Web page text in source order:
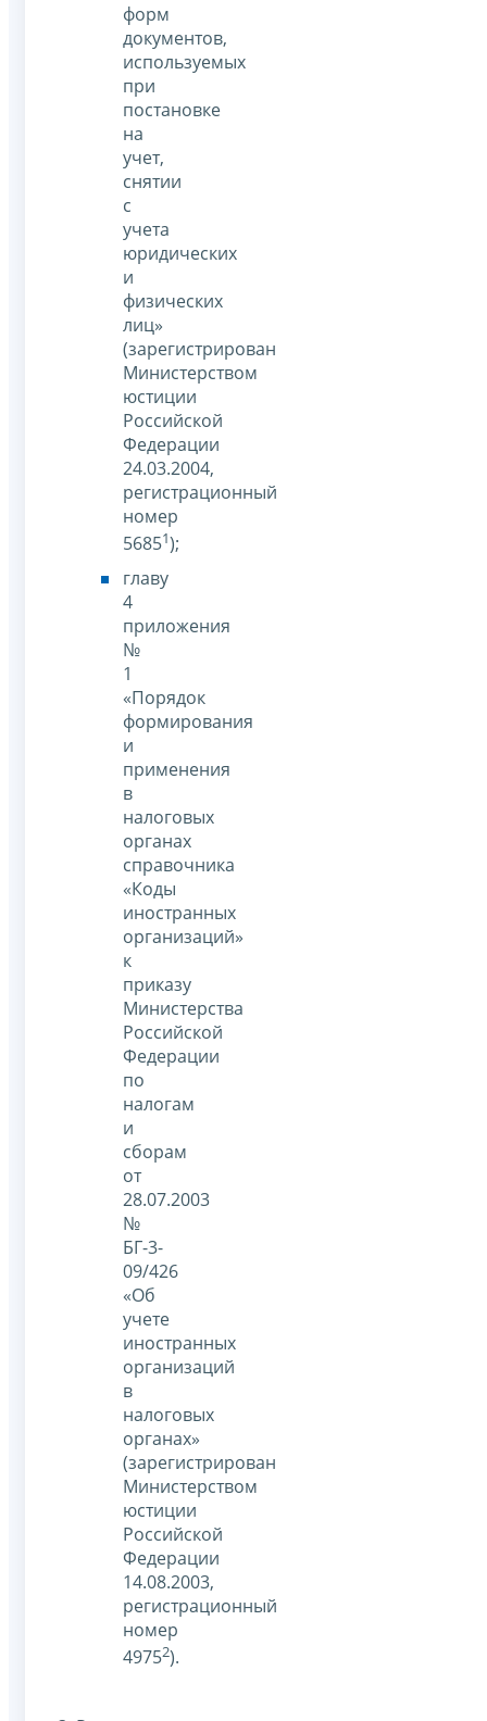
форм
документов,
используемых
при
постановке
на
учет,
снятии
с
учета
юридических
и
физических
лиц»
(зарегистрирован
Министерством
юстиции
Российской
Федерации
24.03.2004,
регистрационный
номер
56851);
главу
4
приложения
№
1
«Порядок
формирования
и
применения
в
налоговых
органах
справочника
«Коды
иностранных
организаций»
к
приказу
Министерства
Российской
Федерации
по
налогам
и
сборам
от
28.07.2003
№
БГ-3-
09/426
«Об
учете
иностранных
организаций
в
налоговых
органах»
(зарегистрирован
Министерством
юстиции
Российской
Федерации
14.08.2003,
регистрационный
номер
49752).